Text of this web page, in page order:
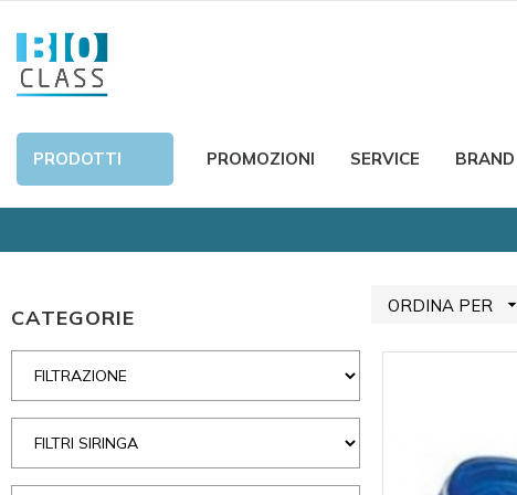
PRODOTTI PROMOZIONI SERVICE BRAND
CATEGORIE ORDINA PER 